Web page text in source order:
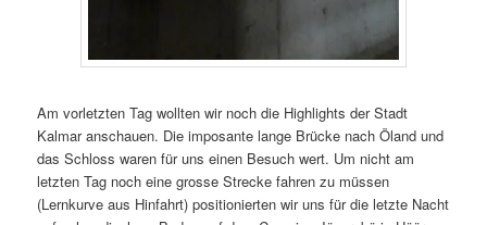
Am vorletzten Tag wollten wir noch die Highlights der Stadt
Kalmar anschauen. Die imposante lange Brücke nach Öland und
das Schloss waren für uns einen Besuch wert. Um nicht am
letzten Tag noch eine grosse Strecke fahren zu müssen
(Lernkurve aus Hinfahrt) positionierten wir uns für die letzte Nacht